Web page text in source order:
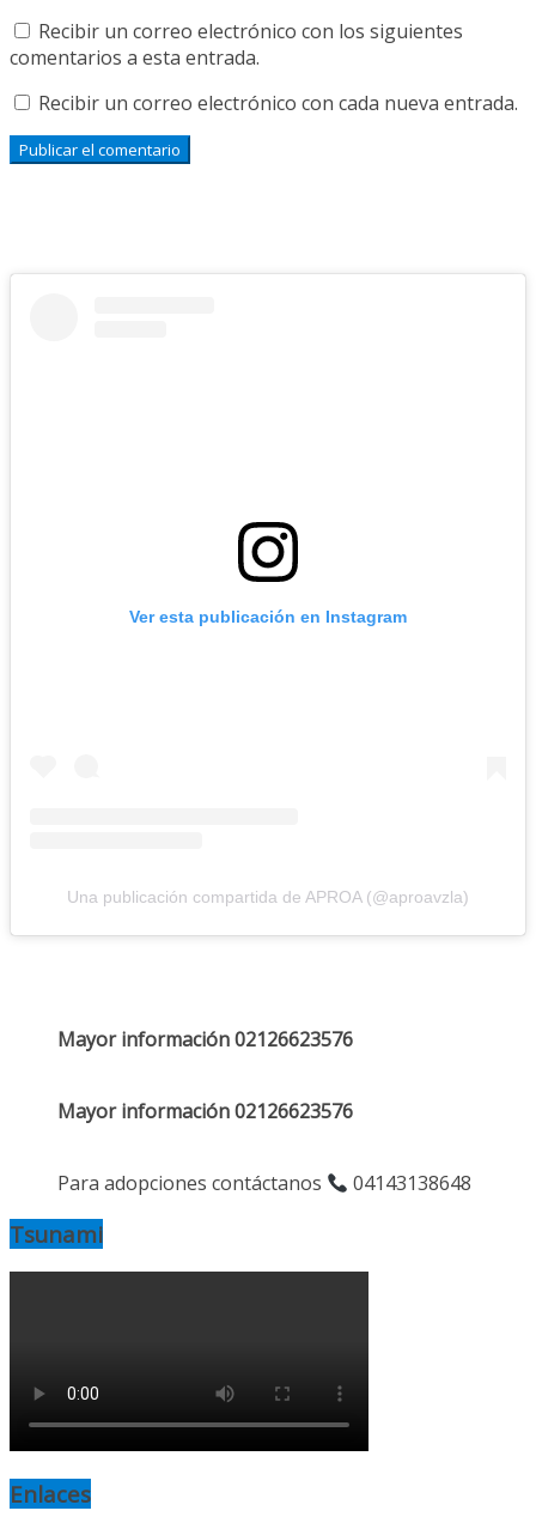
Recibir un correo electrónico con los siguientes
comentarios a esta entrada.
Recibir un correo electrónico con cada nueva entrada.
Ver esta publicación en Instagram
Una publicación compartida de APROA (@aproavzla)
Mayor información 02126623576
Mayor información 02126623576
Para adopciones contáctanos 04143138648
Tsunami
Enlaces